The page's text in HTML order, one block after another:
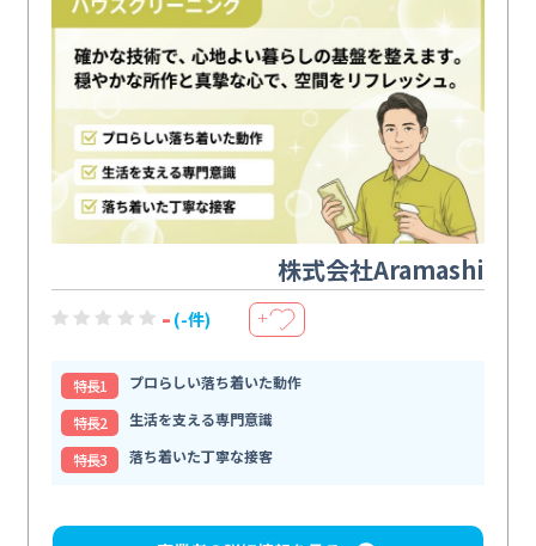
株式会社Aramashi
- (-件) ＋
特⻑1
プロらしい落ち着いた動作
特⻑2
生活を支える専門意識
特⻑3
落ち着いた丁寧な接客